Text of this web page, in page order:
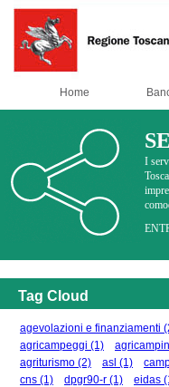
Home
I
Tag Cloud
agevolazioni e finanziamenti
agricampeggi (1)
agriturismo (2) asl (1)
cns (1) dpgr90-r (1) eidas